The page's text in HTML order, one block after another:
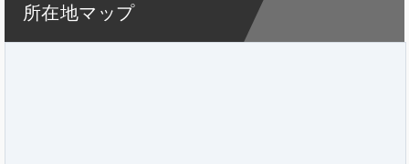
所在地マップ